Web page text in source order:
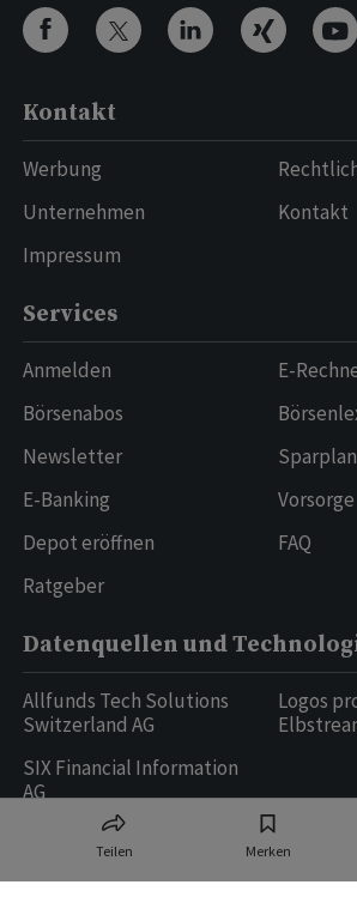
Teilen Merken
Kontakt
Werbung
Unternehmen
Impressum
Kontakt
Services
Anmelden
Börsenabos
Newsletter
E-Banking
Depot eröffnen
Ratgeber
E-
Sparplan
Vorsorge
FAQ
Datenquellen und
Allfunds Tech Solutions
Switzerland AG
SIX Financial Information
AG
Logos
Ringier AG | Ringier Medien